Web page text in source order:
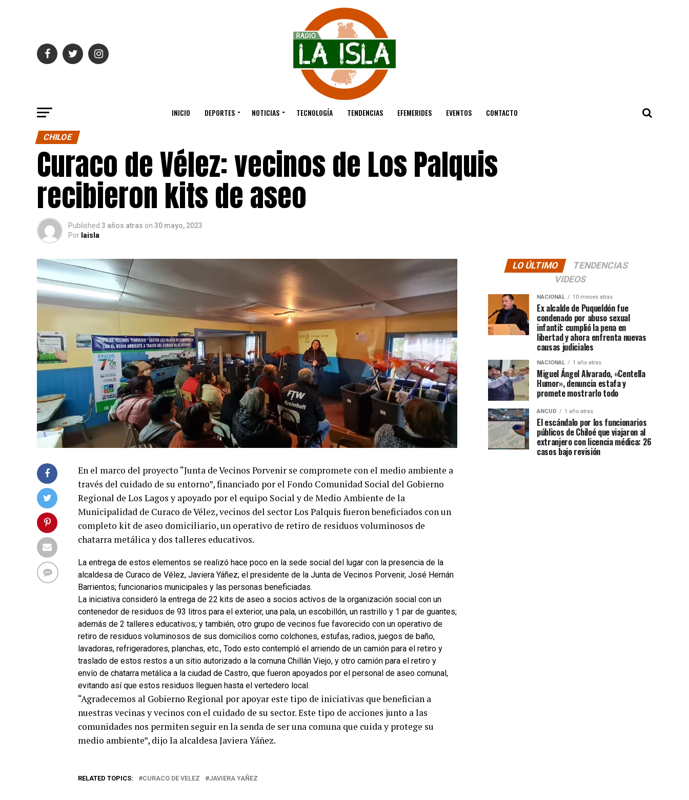
INICIO DEPORTES NOTICIAS TECNOLOGÍA TENDENCIAS EFEMERIDES EVENTOS CONTACTO
CHILOE
Curaco de Vélez: vecinos de Los Palquis
recibieron kits de aseo
Published 3 años atras on 30 mayo, 2023
Por laisla
En el marco del proyecto “Junta de Vecinos Porvenir se compromete con el medio ambiente a
través del cuidado de su entorno”, financiado por el Fondo Comunidad Social del Gobierno
Regional de Los Lagos y apoyado por el equipo Social y de Medio Ambiente de la
Municipalidad de Curaco de Vélez, vecinos del sector Los Palquis fueron beneficiados con un
completo kit de aseo domiciliario, un operativo de retiro de residuos voluminosos de
chatarra metálica y dos talleres educativos.
La entrega de estos elementos se realizó hace poco en la sede social del lugar con la presencia de la
alcaldesa de Curaco de Vélez, Javiera Yáñez; el presidente de la Junta de Vecinos Porvenir, José Hernán
Barrientos; funcionarios municipales y las personas beneficiadas.
La iniciativa consideró la entrega de 22 kits de aseo a socios activos de la organización social con un
contenedor de residuos de 93 litros para el exterior, una pala, un escobillón, un rastrillo y 1 par de guantes;
además de 2 talleres educativos; y también, otro grupo de vecinos fue favorecido con un operativo de
retiro de residuos voluminosos de sus domicilios como colchones, estufas, radios, juegos de baño,
lavadoras, refrigeradores, planchas, etc., Todo esto contempló el arriendo de un camión para el retiro y
traslado de estos restos a un sitio autorizado a la comuna Chillán Viejo, y otro camión para el retiro y
envío de chatarra metálica a la ciudad de Castro, que fueron apoyados por el personal de aseo comunal,
evitando así que estos residuos lleguen hasta el vertedero local.
“Agradecemos al Gobierno Regional por apoyar este tipo de iniciativas que benefician a
nuestras vecinas y vecinos con el cuidado de su sector. Este tipo de acciones junto a las
comunidades nos permiten seguir en la senda de ser una comuna que cuida y protege su
medio ambiente”, dijo la alcaldesa Javiera Yáñez.
RELATED TOPICS: CURACO DE VELEZ JAVIERA YAÑEZ
LO ÚLTIMO
TENDENCIAS
VIDEOS
NACIONAL 10 meses atras
Ex alcalde de Puqueldón fue
condenado por abuso sexual
infantil: cumplió la pena en
libertad y ahora enfrenta nuevas
causas judiciales
NACIONAL 1 año atras
Miguel Ángel Alvarado, «Centella
Humor», denuncia estafa y
promete mostrarlo todo
ANCUD 1 año atras
El escándalo por los funcionarios
públicos de Chiloé que viajaron al
extranjero con licencia médica: 26
casos bajo revisión